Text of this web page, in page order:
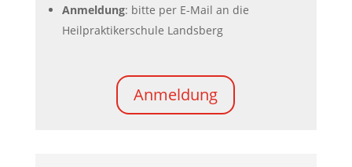
Anmeldung: bitte per E-Mail an die
Heilpraktikerschule Landsberg
Anmeldung